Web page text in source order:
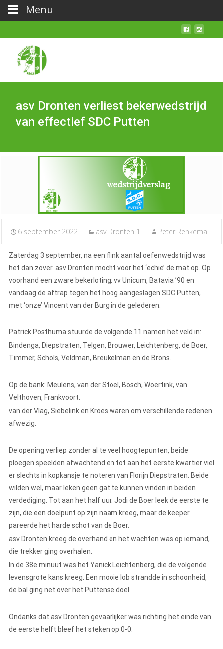
asv Dronten verliest bekerwedstrijd
van effectief SDC Putten
6 september 2022 asv Dronten 1 Peter Renkema
Zaterdag 3 september, na een flink aantal oefenwedstrijd was
het dan zover. asv Dronten mocht voor het ‘echie’ de mat op. Op
voorhand een zware bekerloting: vv Unicum, Batavia ’90 en
vandaag de aftrap tegen het hoog aangeslagen SDC Putten,
met ‘onze’ Vincent van der Burg in de gelederen.
Patrick Posthuma stuurde de volgende 11 namen het veld in:
Bindenga, Diepstraten, Telgen, Brouwer, Leichtenberg, de Boer,
Timmer, Schols, Veldman, Breukelman en de Brons.
Op de bank: Meulens, van der Stoel, Bosch, Woertink, van
Velthoven, Frankvoort.
van der Vlag, Siebelink en Kroes waren om verschillende redenen
afwezig.
De opening verliep zonder al te veel hoogtepunten, beide
ploegen speelden afwachtend en tot aan het eerste kwartier viel
er slechts in kopkansje te noteren van Florijn Diepstraten. Beide
wilden wel, maar leken geen gat te kunnen vinden in beiden
verdediging. Tot aan het half uur. Jodi de Boer leek de eerste te
zijn, die een doelpunt op zijn naam kreeg, maar de keeper
pareerde het harde schot van de Boer.
asv Dronten kreeg de overhand en het wachten was op iemand,
die trekker ging overhalen.
In de 38e minuut was het Yanick Leichtenberg, die de volgende
levensgrote kans kreeg. Een mooie lob strandde in schoonheid,
de bal ging net over het Puttense doel.
Ondanks dat asv Dronten gevaarlijker was richting het einde van
de eerste helft bleef het steken op 0-0.
Menu